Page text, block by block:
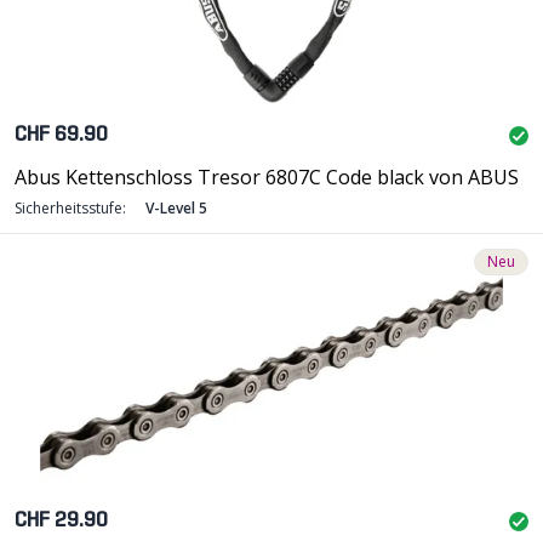
CHF 69.90
Abus Kettenschloss Tresor 6807C Code black von ABUS
Sicherheitsstufe: V-Level 5
Neu
CHF 29.90